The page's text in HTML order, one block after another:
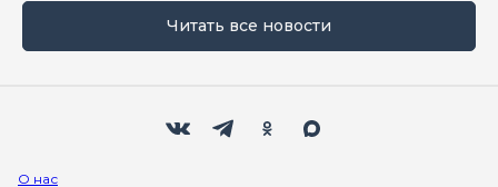
Читать все новости
О нас